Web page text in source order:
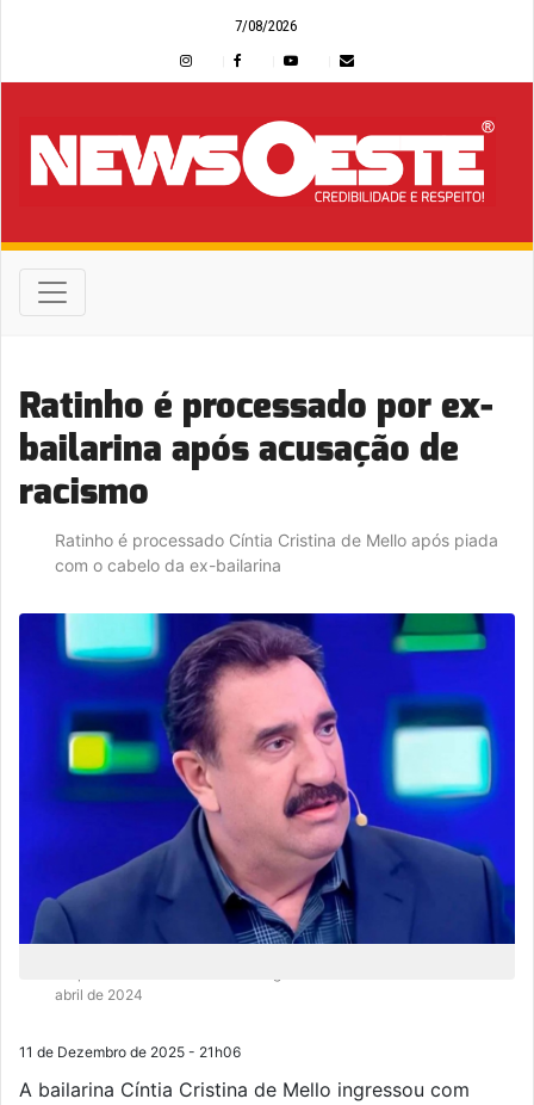
7/08/2026
Ratinho é processado por ex-
bailarina após acusação de
racismo
Ratinho é processado Cíntia Cristina de Mello após piada
com o cabelo da ex-bailarina
abril de 2024
11 de Dezembro de 2025 - 21h06
A bailarina Cíntia Cristina de Mello ingressou com